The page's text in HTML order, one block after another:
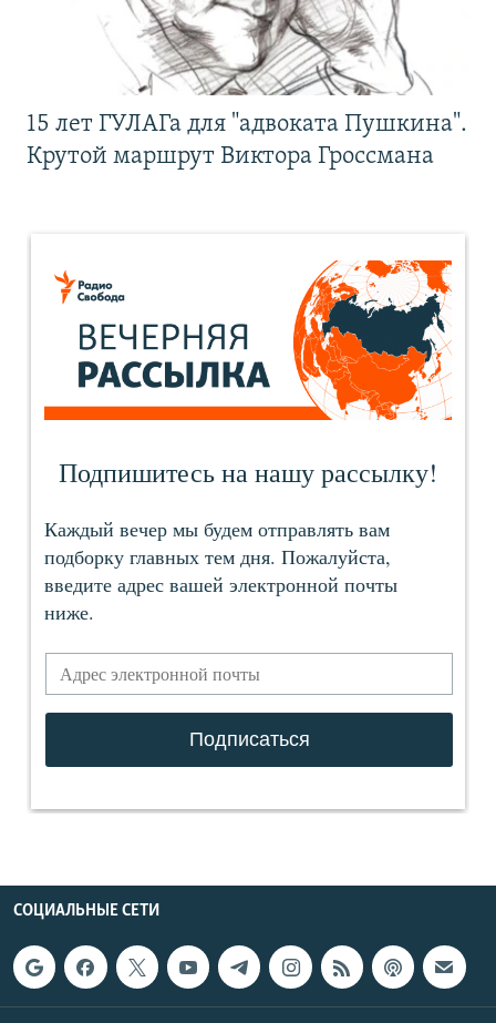
15 лет ГУЛАГа для "адвоката Пушкина".
Крутой маршрут Виктора Гроссмана
СОЦИАЛЬНЫЕ СЕТИ